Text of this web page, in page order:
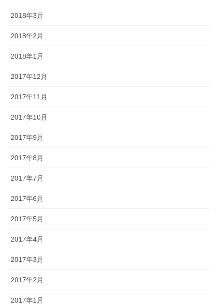
2018年3月
2018年2月
2018年1月
2017年12月
2017年11月
2017年10月
2017年9月
2017年8月
2017年7月
2017年6月
2017年5月
2017年4月
2017年3月
2017年2月
2017年1月